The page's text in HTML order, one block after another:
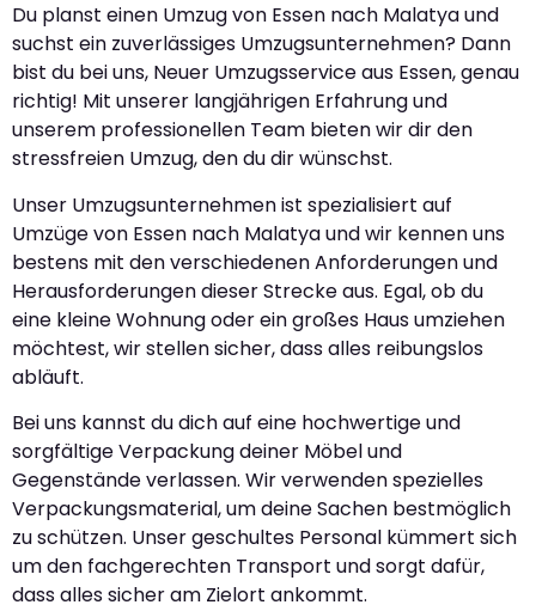
Du planst einen Umzug von Essen nach Malatya und
suchst ein zuverlässiges Umzugsunternehmen? Dann
bist du bei uns, Neuer Umzugsservice aus Essen, genau
richtig! Mit unserer langjährigen Erfahrung und
unserem professionellen Team bieten wir dir den
stressfreien Umzug, den du dir wünschst.
Unser Umzugsunternehmen ist spezialisiert auf
Umzüge von Essen nach Malatya und wir kennen uns
bestens mit den verschiedenen Anforderungen und
Herausforderungen dieser Strecke aus. Egal, ob du
eine kleine Wohnung oder ein großes Haus umziehen
möchtest, wir stellen sicher, dass alles reibungslos
abläuft.
Bei uns kannst du dich auf eine hochwertige und
sorgfältige Verpackung deiner Möbel und
Gegenstände verlassen. Wir verwenden spezielles
Verpackungsmaterial, um deine Sachen bestmöglich
zu schützen. Unser geschultes Personal kümmert sich
um den fachgerechten Transport und sorgt dafür,
dass alles sicher am Zielort ankommt.